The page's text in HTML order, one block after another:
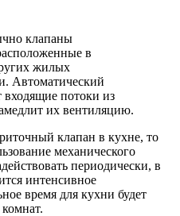
клапаны
в
жилых
Автоматический
входящие потоки из
их вентиляцию.
клапан в кухне, то
механического
периодически, в
интенсивное
время для кухни будет